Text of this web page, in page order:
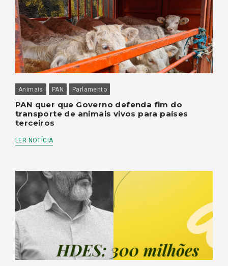
Animais PAN Parlamento
PAN quer que Governo defenda fim do
transporte de animais vivos para países
terceiros
LER NOTÍCIA